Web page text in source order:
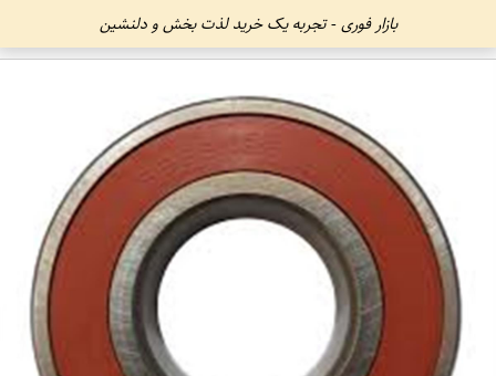
بازار فوری - تجربه یک خرید لذت بخش و دلنشین